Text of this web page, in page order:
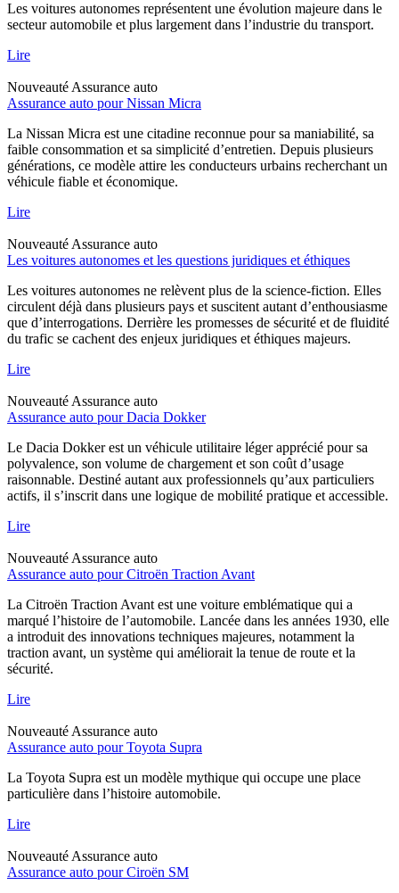
Les voitures autonomes représentent une évolution majeure dans le
secteur automobile et plus largement dans l’industrie du transport.
Lire
Nouveauté Assurance auto
Assurance auto pour Nissan Micra
La Nissan Micra est une citadine reconnue pour sa maniabilité, sa
faible consommation et sa simplicité d’entretien. Depuis plusieurs
générations, ce modèle attire les conducteurs urbains recherchant un
véhicule fiable et économique.
Lire
Nouveauté Assurance auto
Les voitures autonomes et les questions juridiques et éthiques
Les voitures autonomes ne relèvent plus de la science-fiction. Elles
circulent déjà dans plusieurs pays et suscitent autant d’enthousiasme
que d’interrogations. Derrière les promesses de sécurité et de fluidité
du trafic se cachent des enjeux juridiques et éthiques majeurs.
Lire
Nouveauté Assurance auto
Assurance auto pour Dacia Dokker
Le Dacia Dokker est un véhicule utilitaire léger apprécié pour sa
polyvalence, son volume de chargement et son coût d’usage
raisonnable. Destiné autant aux professionnels qu’aux particuliers
actifs, il s’inscrit dans une logique de mobilité pratique et accessible.
Lire
Nouveauté Assurance auto
Assurance auto pour Citroën Traction Avant
La Citroën Traction Avant est une voiture emblématique qui a
marqué l’histoire de l’automobile. Lancée dans les années 1930, elle
a introduit des innovations techniques majeures, notamment la
traction avant, un système qui améliorait la tenue de route et la
sécurité.
Lire
Nouveauté Assurance auto
Assurance auto pour Toyota Supra
La Toyota Supra est un modèle mythique qui occupe une place
particulière dans l’histoire automobile.
Lire
Nouveauté Assurance auto
Assurance auto pour Ciroën SM